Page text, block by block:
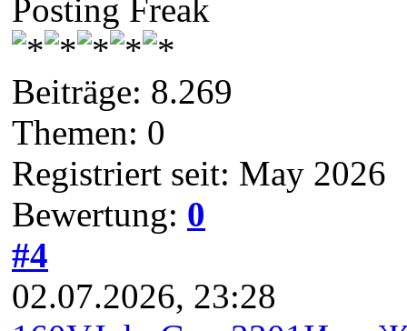
Posting Freak
Beiträge: 8.269
Themen: 0
Registriert seit: May 2026
Bewertung: 0
#4
02.07.2026, 23:28